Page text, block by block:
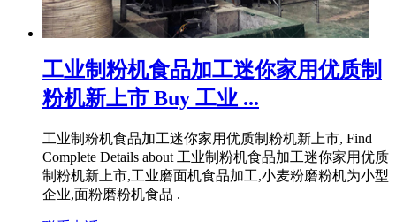
工业制粉机食品加工迷你家用优质制
粉机新上市 Buy 工业 ...
工业制粉机食品加工迷你家用优质制粉机新上市, Find
Complete Details about 工业制粉机食品加工迷你家用优质
制粉机新上市,工业磨面机食品加工,小麦粉磨粉机为小型
企业,面粉磨粉机食品 .